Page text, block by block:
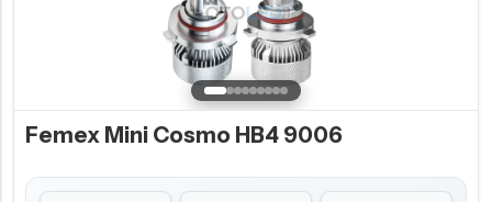
Femex Mini Cosmo HB4 9006